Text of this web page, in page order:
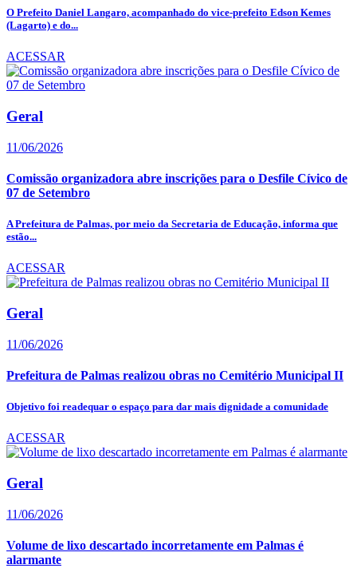
O Prefeito Daniel Langaro, acompanhado do vice-prefeito Edson Kemes
(Lagarto) e do...
ACESSAR
Geral
11/06/2026
Comissão organizadora abre inscrições para o Desfile Cívico de
07 de Setembro
A Prefeitura de Palmas, por meio da Secretaria de Educação, informa que
estão...
ACESSAR
Geral
11/06/2026
Prefeitura de Palmas realizou obras no Cemitério Municipal II
Objetivo foi readequar o espaço para dar mais dignidade a comunidade
ACESSAR
Geral
11/06/2026
Volume de lixo descartado incorretamente em Palmas é
alarmante